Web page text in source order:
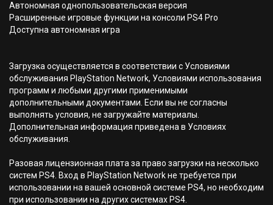
Автономная однопользовательская версия
Расширенные игровые функции на консоли PS4 Pro
Доступна автономная игра
Загрузка осуществляется в соответствии с Условиями
обслуживания PlayStation Network, Условиями использования
программ и любыми другими применимыми
дополнительными документами. Если вы не согласны
выполнять условия, не загружайте материалы.
Дополнительная информация приведена в Условиях
обслуживания.
Разовая лицензионная плата за право загрузки на несколько
систем PS4. Вход в PlayStation Network не требуется при
использовании на вашей основной системе PS4, но необходим
при использовании на других системах PS4.